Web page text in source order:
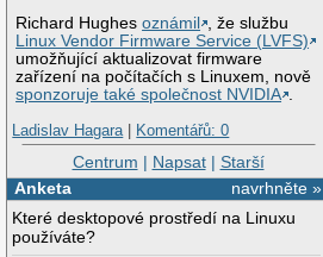
Richard Hughesoznámil
, že službu
Linux Vendor Firmware Service (LVFS)
umožňující aktualizovat firmware
zařízení na počítačích s Linuxem, nově
sponzoruje také společnost NVIDIA .
Ladislav Hagara| Komentářů: 0
Centrum | Napsat| Starší
navrhněte »
Anketa
Které desktopové prostředí na Linuxu
používáte?